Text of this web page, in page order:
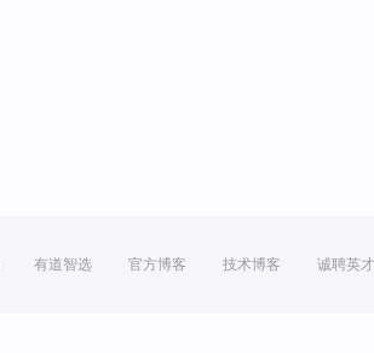
有道智选 官方博客 技术博客 诚聘英才